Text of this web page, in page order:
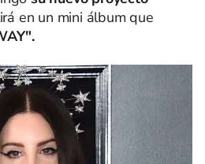
en un mini álbum que